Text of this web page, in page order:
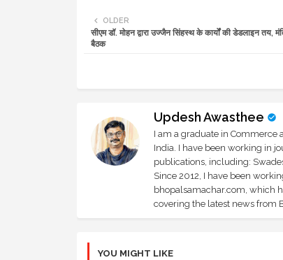
OLDER
सीएम डॉ. मोहन द्वारा उज्जैन सिंहस्थ के कार्यों की डेडलाइन तय,
बैठक
Updesh Awasthee
I am a graduate in Commerce
India. I have been working in
publications, including:
Since 2012, I have been
bhopalsamachar.com, which
covering the latest news from
YOU MIGHT LIKE